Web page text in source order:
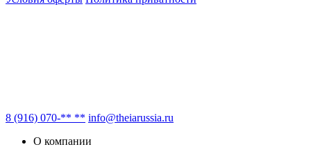
8 (916) 070-** ** info@theiarussia.ru
О компании